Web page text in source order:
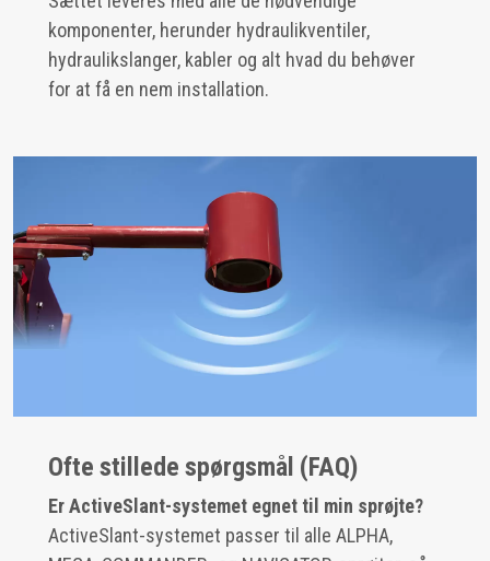
komponenter, herunder hydraulikventiler,
hydraulikslanger, kabler og alt hvad du behøver
for at få en nem installation.
Ofte stillede spørgsmål (FAQ)
Er ActiveSlant-systemet egnet til min sprøjte?
ActiveSlant-systemet passer til alle ALPHA,